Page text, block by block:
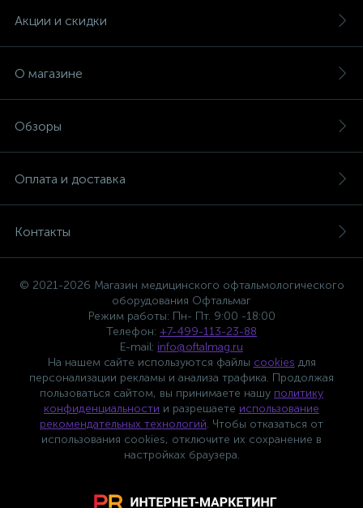
Акции и скидки
О магазине
Обзоры
Оплата и доставка
Контакты
© 2021-2026 Магазин медицинского офтальмологического
оборудования Офтальмаг
Режим работы: Пн- Пт. 9:00 -18:00
Телефон: +7-499-113-23-88
E-mail: info@oftalmag.ru
На нашем сайте используются файлы cookies для
персонализации рекламы и анализа трафика. Продолжая
пользоваться сайтом, вы принимаете нашу политику
конфиденциальности и разрешаете использование
рекомендательных технологий. Чтобы отказаться от
использования cookies, отключите их сохранение в
настройках браузера.